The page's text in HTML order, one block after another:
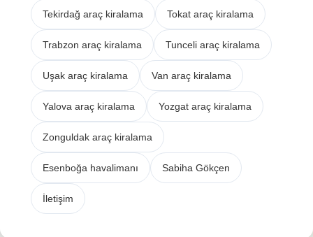
Tekirdağ araç kiralama Tokat araç kiralama
Trabzon araç kiralama Tunceli araç kiralama
Uşak araç kiralama Van araç kiralama
Yalova araç kiralama Yozgat araç kiralama
Zonguldak araç kiralama
Esenboğa havalimanı Sabiha Gökçen
İletişim